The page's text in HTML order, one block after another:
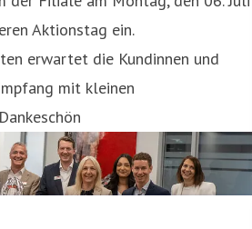
Aktionstag ein.
erwartet die Kundinnen und
mit kleinen